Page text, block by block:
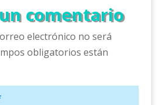
comentario
electrónico no será
obligatorios están